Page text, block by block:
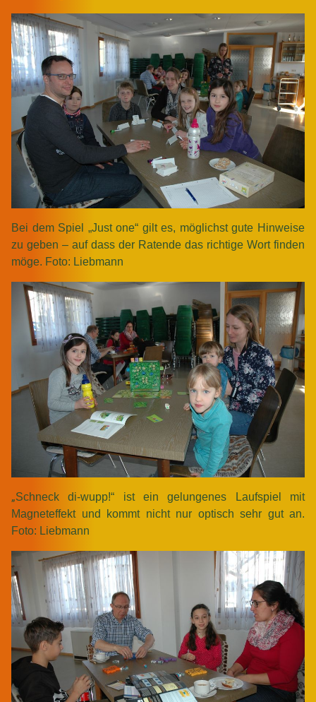
Bei dem Spiel „Just one“ gilt es, möglichst gute Hinweise
zu geben – auf dass der Ratende das richtige Wort finden
möge. Foto: Liebmann
„Schneck di-wupp!“ ist ein gelungenes Laufspiel mit
Magneteffekt und kommt nicht nur optisch sehr gut an.
Foto: Liebmann